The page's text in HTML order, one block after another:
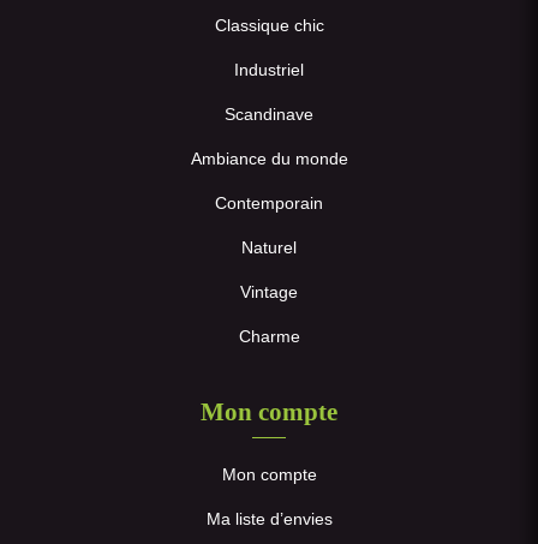
Classique chic
Industriel
Scandinave
Ambiance du monde
Contemporain
Naturel
Vintage
Charme
Mon compte
Mon compte
Ma liste d’envies